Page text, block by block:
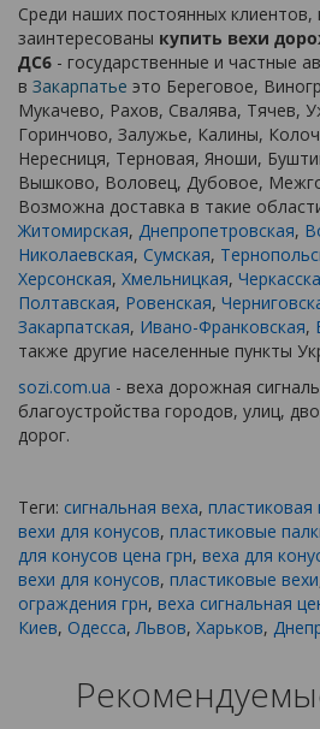
Среди наших постоянных клиентов,
заинтересованы купить вехи
ДС6 - государственные и частные
в Закарпатье это Береговое,
Мукачево, Рахов, Свалява, Тячев,
Горинчово, Залужье, Калины,
Нересниця, Терновая, Яноши,
Вышково, Воловец, Дубовое,
Возможна доставка в такие
Житомирская, Днепропетровская,
Николаевская, Сумская,
Херсонская, Хмельницкая,
Полтавская, Ровенская,
Закарпатская, Ивано-Франковская,
также другие населенные пункты
sozi.com.ua - веха дорожная
благоустройства городов, улиц,
дорог.
Теги: сигнальная веха, пластиковая
вехи для конусов, пластиковые
для конусов цена грн, веха для
вехи для конусов, пластиковые вехи
ограждения грн, веха сигнальная
Киев, Одесса,Львов, Харьков,